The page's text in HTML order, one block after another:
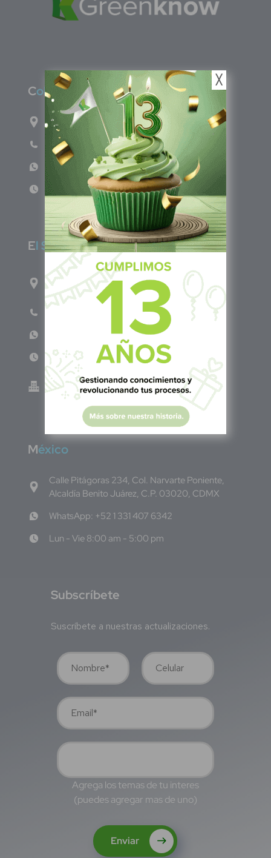
Colombia
Carrera 71G #117-67 INT 3 OFI 701
Teléfono: (601) 522 3869
WhatsApp: +57 317 4651554
Lun - Vie 8:00am - 5:00pm
El Salvador
1ro Cll Pte, y 61 Av Nte, #3206, Local 9, San
Salvador Centro
Teléfono: +503 6986 1402
WhatsApp: +503 7687 3923
Lun - Vie 8:00am - 5:00pm
Green Know S.A de C.V - El Salvador 0614-
220118-102-0
México
Calle Pitágoras 234, Col. Narvarte Poniente,
Alcaldía Benito Juárez, C.P. 03020, CDMX
WhatsApp: +52 1 331 407 6342
Lun - Vie 8:00 am - 5:00 pm
Subscríbete
Suscríbete a nuestras actualizaciones.
Agrega los temas de tu interes
(puedes agregar mas de uno)
Enviar
╳